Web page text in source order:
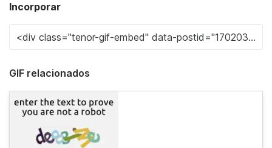
Incorporar
GIF relacionados